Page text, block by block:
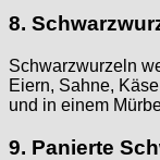
8.
Schwarzwurzeln
Eiern, Sahne,
und in einem
9. Panierte